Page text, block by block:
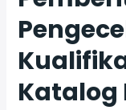
Katalog